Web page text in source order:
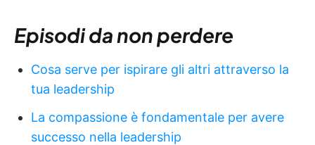
Episodi da non perdere
Cosa serve per ispirare gli altri attraverso la
tua leadership
La compassione è fondamentale per avere
successo nella leadership